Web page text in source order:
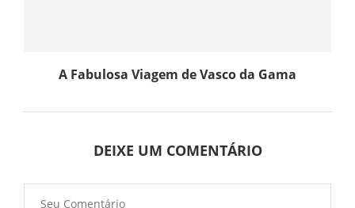
A Fabulosa Viagem de Vasco da Gama
DEIXE UM COMENTÁRIO